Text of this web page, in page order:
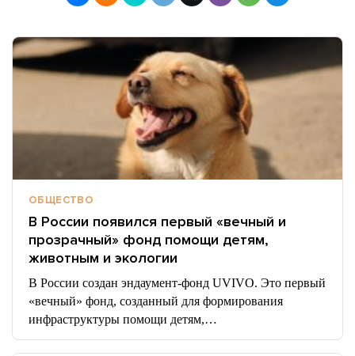
ОБЩЕСТВО
В России появился первый «вечный и
прозрачный» фонд помощи детям,
животным и экологии
В России создан эндаумент-фонд UVIVO. Это первый
«вечный» фонд, созданный для формирования
инфраструктуры помощи детям,…